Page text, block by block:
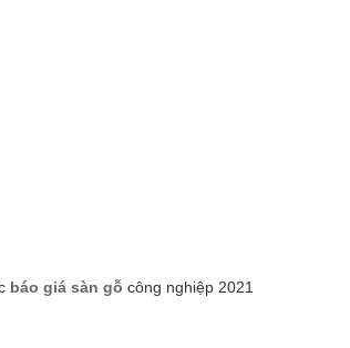
báo giá sàn gỗ công nghiệp 2021